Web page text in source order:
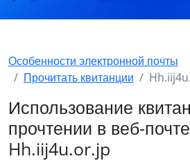
Особенности электронной почты
Прочитать квитанции
Использование
прочтении в веб-почте
Hh.iij4u.or.jp